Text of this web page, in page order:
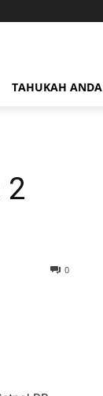
TAHUKAH ANDA
2
0